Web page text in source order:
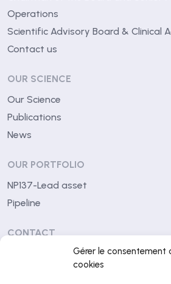
Gérer le consentement
cookies
Operations
Scientific Advisory Board & Clinical
Contact us
OUR SCIENCE
Our Science
Publications
News
OUR PORTFOLIO
NP137-Lead asset
Pipeline
CONTACT
Centre Léon Bérard